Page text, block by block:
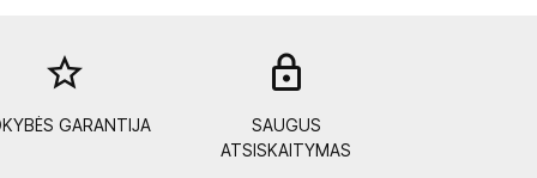
star_border
GARANTIJA
SAUGUS
ATSISKAITYMAS